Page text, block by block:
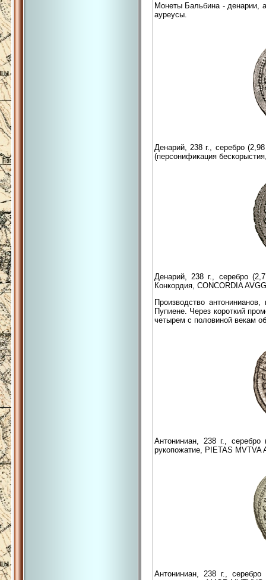
Монеты Бальбина - денарии,
ауреусы.
Денарий, 238 г., серебро
(персонификация
Денарий, 238 г., серебро
Конкордия, CONCORDIA
Производство
Пупиене. Через короткий
четырем с половиной векам
Антониниан, 238 г.,
рукопожатие, PIETAS MVTVA
Антониниан, 238 г.,